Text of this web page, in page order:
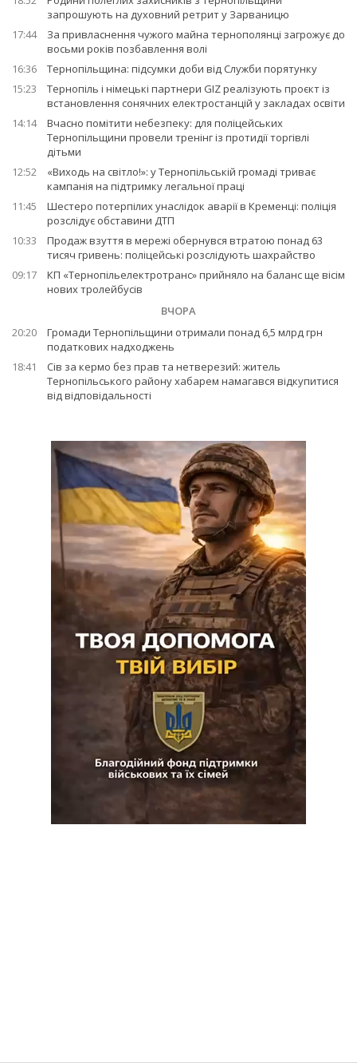
запрошують на духовний ретрит у Зарваницю
17:44
За привласнення чужого майна тернополянці загрожує до
восьми років позбавлення волі
16:36
Тернопільщина: підсумки доби від Служби порятунку
15:23
Тернопіль і німецькі партнери GIZ реалізують проєкт із
встановлення сонячних електростанцій у закладах освіти
14:14
Вчасно помітити небезпеку: для поліцейських
Тернопільщини провели тренінг із протидії торгівлі
дітьми
12:52
«Виходь на світло!»: у Тернопільській громаді триває
кампанія на підтримку легальної праці
11:45
Шестеро потерпілих унаслідок аварії в Кременці: поліція
розслідує обставини ДТП
10:33
Продаж взуття в мережі обернувся втратою понад 63
тисяч гривень: поліцейські розслідують шахрайство
09:17
КП «Тернопільелектротранс» прийняло на баланс ще вісім
нових тролейбусів
ВЧОРА
20:20
Громади Тернопільщини отримали понад 6,5 млрд грн
податкових надходжень
18:41
Сів за кермо без прав та нетверезий: житель
Тернопільського району хабарем намагався відкупитися
від відповідальності